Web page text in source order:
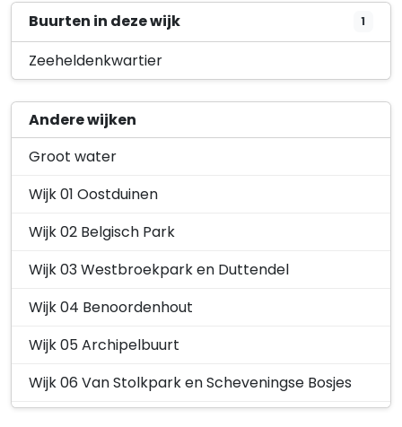
‘Rijksmonume…
Scheveningseweg 10, 2517KT 's-
Gravenhage
26 november 2025
Omgevingsvergunning –
Aanvraag gedeeltelijk
vergunningvrij voor de
Barentszstraat 31, 2518XC 's-
Gravenhage
Omgevingsvergunning –
Aanvraag gedeeltelijk
‘Bouwactivit…
Gravenhage
19 juni 2025
Buurten in deze wijk 1
Zeeheldenkwartier
Andere wijken
Groot water
Wijk 01 Oostduinen
Wijk 02 Belgisch Park
Wijk 03 Westbroekpark en Duttendel
Wijk 04 Benoordenhout
Wijk 05 Archipelbuurt
Wijk 06 Van Stolkpark en Scheveningse Bosjes